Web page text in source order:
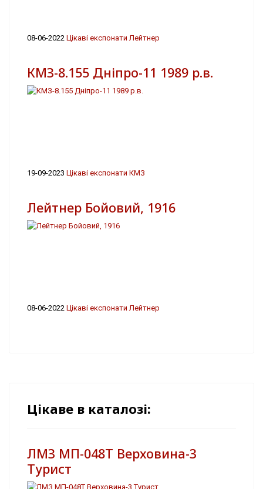
08-06-2022 Цікаві експонати Лейтнер
КМЗ-8.155 Дніпро-11 1989 р.в.
19-09-2023 Цікаві експонати КМЗ
Лейтнер Бойовий, 1916
08-06-2022 Цікаві експонати Лейтнер
Цікаве в каталозі:
ЛМЗ МП-048Т Верховина-3
Турист